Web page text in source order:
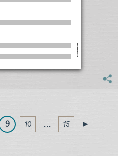
9 10 . . . 15 ►